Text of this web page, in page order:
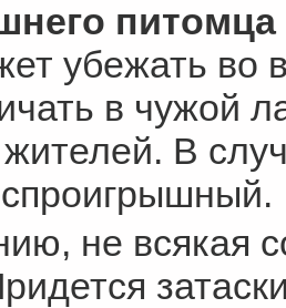
питомца
убежать во
в чужой
В
не всякая